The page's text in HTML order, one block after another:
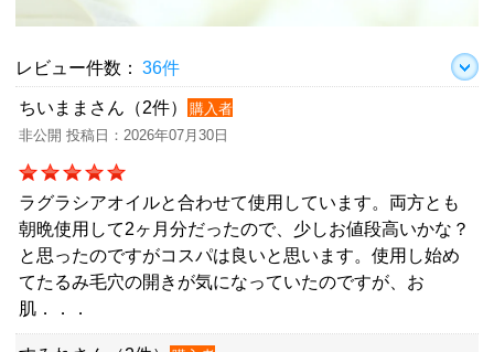
レビュー件数： 36件
ちいままさん（2件）
購入者
非公開 投稿日：2026年07月30日
ラグラシアオイルと合わせて使用しています。両方とも
朝晩使用して2ヶ月分だったので、少しお値段高いかな？
と思ったのですがコスパは良いと思います。使用し始め
てたるみ毛穴の開きが気になっていたのですが、お
肌．．．